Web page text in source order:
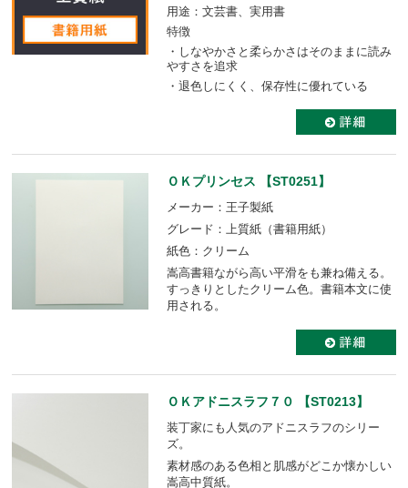
用途：文芸書、実用書
特徴
・しなやかさと柔らかさはそのままに読み
やすさを追求
・退色しにくく、保存性に優れている
ＯＫプリンセス 【ST0251】
メーカー：王子製紙
グレード：上質紙（書籍用紙）
紙色：クリーム
嵩高書籍ながら高い平滑をも兼ね備える。
すっきりとしたクリーム色。書籍本文に使
用される。
ＯＫアドニスラフ７０ 【ST0213】
装丁家にも人気のアドニスラフのシリー
ズ。
素材感のある色相と肌感がどこか懐かしい
嵩高中質紙。